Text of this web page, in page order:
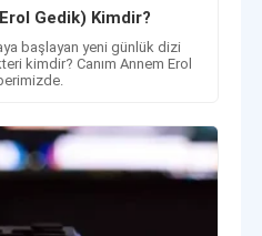
Gedik) Kimdir?
başlayan yeni günlük dizi
kimdir? Canım Annem Erol